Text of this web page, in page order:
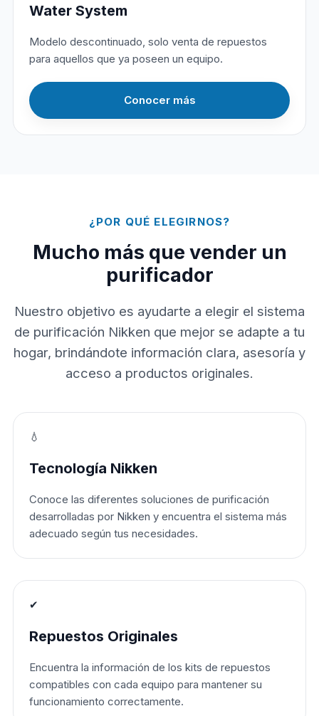
Water System
Modelo descontinuado, solo venta de repuestos
para aquellos que ya poseen un equipo.
Conocer más
¿POR QUÉ ELEGIRNOS?
Mucho más que vender un
purificador
Nuestro objetivo es ayudarte a elegir el sistema
de purificación Nikken que mejor se adapte a tu
hogar, brindándote información clara, asesoría y
acceso a productos originales.
💧
Tecnología Nikken
Conoce las diferentes soluciones de purificación
desarrolladas por Nikken y encuentra el sistema más
adecuado según tus necesidades.
✔
Repuestos Originales
Encuentra la información de los kits de repuestos
compatibles con cada equipo para mantener su
funcionamiento correctamente.